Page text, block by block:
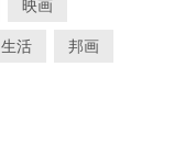
映画
生活 邦画